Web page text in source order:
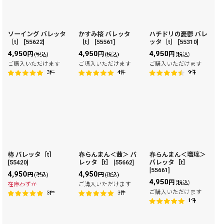
ソーイング バレッタ
［t］
[55622]
4,950円 (税込)
ご購入いただけます
3件
かすみ桜 バレッタ
［t］
[55561]
4,950円 (税込)
ご購入いただけます
4件
ハチドリの憂鬱 バレ
ッタ［t］
[55310]
4,950円 (税込)
ご購入いただけます
9件
椿 バレッタ［t］
[55420]
4,950円 (税込)
在庫わずか
3件
春らんまん＜茜＞ バ
レッタ［t］
[55662]
4,950円 (税込)
ご購入いただけます
3件
春らんまん＜瑠璃＞
バレッタ［t］
[55661]
4,950円 (税込)
ご購入いただけます
1件